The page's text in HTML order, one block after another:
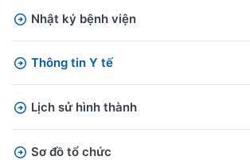
Nhật ký bệnh viện
Thông tin Y tế
Lịch sử hình thành
Sơ đồ tổ chức